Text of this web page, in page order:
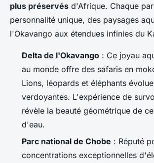
plus préservés d'Afrique. Chaque
personnalité unique, des paysages
l'Okavango aux étendues infinies du
Delta de l'Okavango : Ce joyau
au monde offre des safaris en
Lions, léopards et éléphants
verdoyantes. L'expérience de
révèle la beauté géométrique de
d'eau.
Parc national de Chobe : Réputé
concentrations exceptionnelles